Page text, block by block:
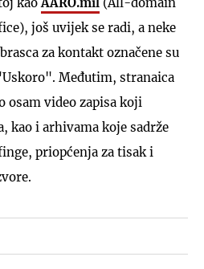
još uvijek se radi, a neke
za kontakt označene su
Međutim, stranaica
osam video zapisa koji
kao i arhivama koje sadrže
priopćenja za tisak i